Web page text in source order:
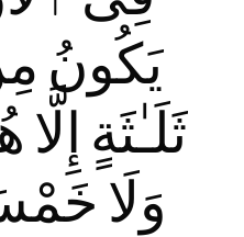
يَكُونُ
ثَلَـٰثَةٍ
وَلَا